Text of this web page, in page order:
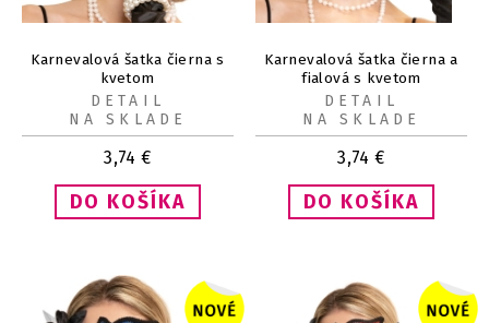
Karnevalová šatka čierna s
kvetom
3,74 €
DETAIL
NA SKLADE
Karnevalová šatka čierna a
fialová s kvetom
3,74 €
DETAIL
NA SKLADE